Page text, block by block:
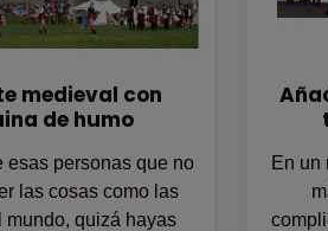
medieval con
de humo
esas personas que no
las cosas como las
mundo, quizá hayas
En un